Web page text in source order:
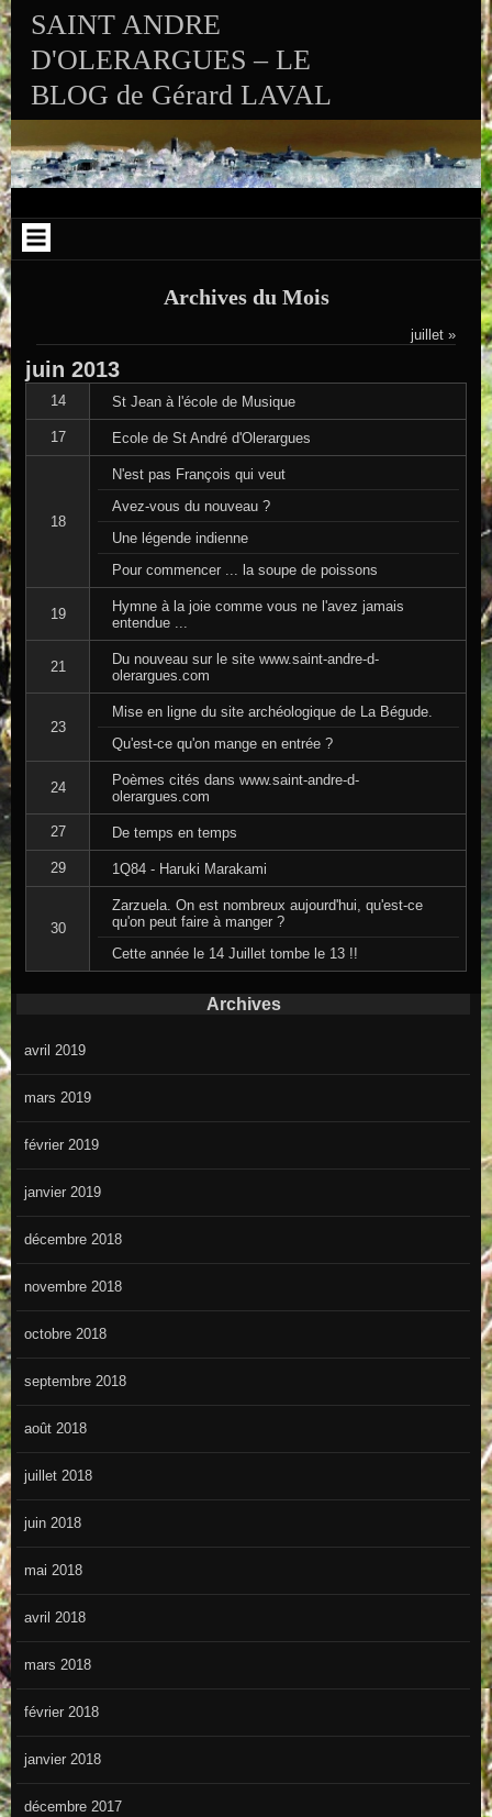
Skip to VISITS_COUNTER_WIDGET
SAINT ANDRE
D'OLERARGUES – LE
BLOG de Gérard LAVAL
Archives du Mois
juillet »
juin 2013
14 St Jean à l'école de Musique
17 Ecole de St André d'Olerargues
18
N'est pas François qui veut
Avez-vous du nouveau ?
Une légende indienne
Pour commencer ... la soupe de poissons
19
Hymne à la joie comme vous ne l'avez jamais
entendue ...
21
Du nouveau sur le site www.saint-andre-d-
olerargues.com
23
Mise en ligne du site archéologique de La Bégude.
Qu'est-ce qu'on mange en entrée ?
24
Poèmes cités dans www.saint-andre-d-
olerargues.com
27 De temps en temps
29 1Q84 - Haruki Marakami
30
Zarzuela. On est nombreux aujourd'hui, qu'est-ce
qu'on peut faire à manger ?
Cette année le 14 Juillet tombe le 13 !!
Archives
avril 2019
mars 2019
février 2019
janvier 2019
décembre 2018
novembre 2018
octobre 2018
septembre 2018
août 2018
juillet 2018
juin 2018
mai 2018
avril 2018
mars 2018
février 2018
janvier 2018
décembre 2017